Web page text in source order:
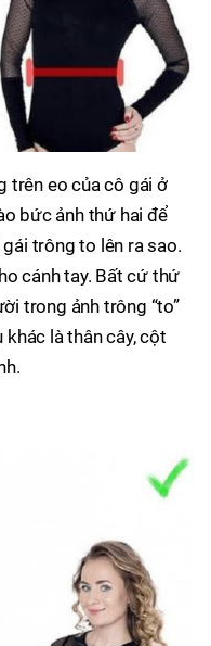
trên eo của cô gái ở
bức ảnh thứ hai để
trông to lên ra sao.
cánh tay. Bất cứ thứ
trong ảnh trông “to”
là thân cây, cột